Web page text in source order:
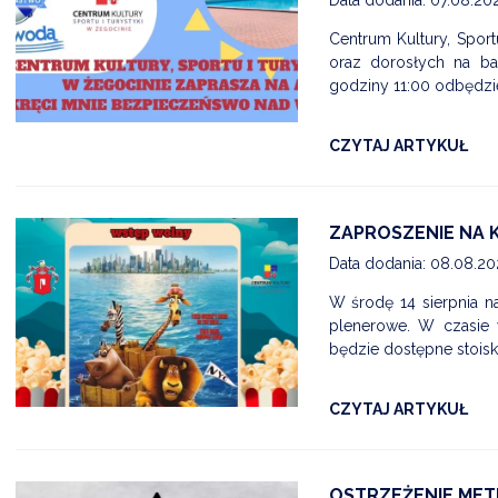
Centrum Kultury,
oraz dorosłych na
godziny 11:00
CZYTAJ ARTYKUŁ
ZAPROSZENIE NA
Data dodania:
W środę 14 sierpnia
plenerowe. W czasie
będzie dostępne
CZYTAJ ARTYKUŁ